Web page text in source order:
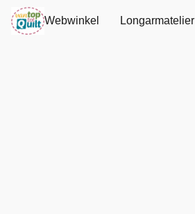
Webwinkel Longarmatelier